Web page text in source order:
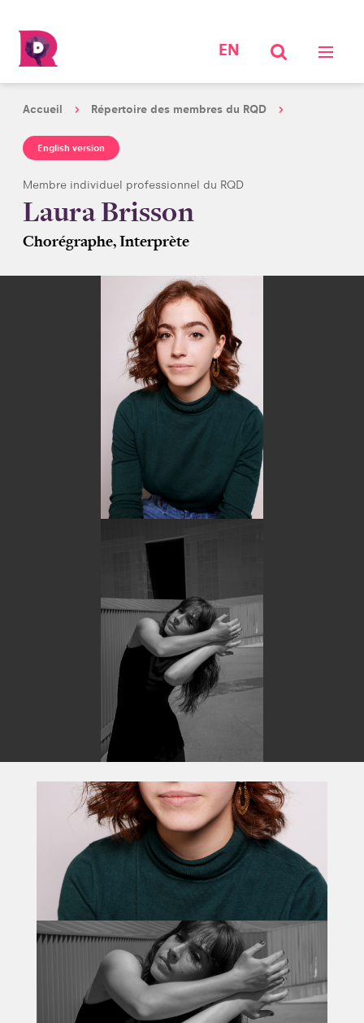
EN
Accueil Répertoire des membres du RQD
English version
Membre individuel professionnel du RQD
Laura Brisson
Chorégraphe, Interprète